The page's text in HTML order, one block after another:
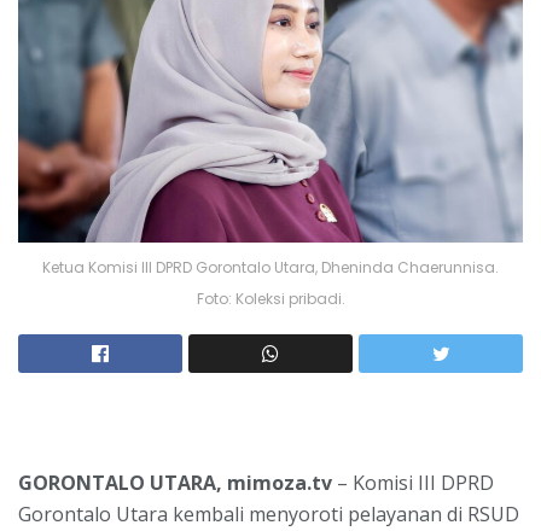
Ketua Komisi III DPRD Gorontalo Utara, Dheninda Chaerunnisa.
Foto: Koleksi pribadi.
GORONTALO UTARA, mimoza.tv – Komisi III DPRD
Gorontalo Utara kembali menyoroti pelayanan di RSUD